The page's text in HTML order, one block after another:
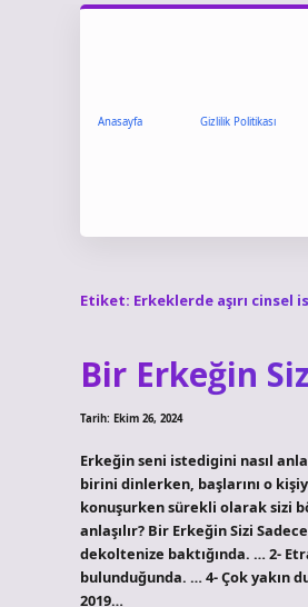
Anasayfa Gizlilik Politikası
Etiket: Erkeklerde aşırı cinsel
Bir Erkeğin
Tarih: Ekim 26, 2024
Erkeğin seni istedigini nasıl
birini dinlerken, başlarını o
konuşurken sürekli olarak sizi
anlaşılır? Bir Erkeğin Sizi
dekoltenize baktığında. … 2-
bulunduğunda. … 4- Çok yakın
2019…